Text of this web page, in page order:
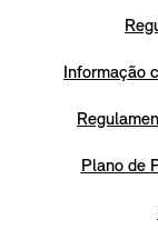
Informação
Plano de